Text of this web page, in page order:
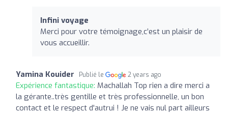
Infini voyage
Merci pour votre témoignage,c’est un plaisir de
vous accueillir.
Yamina Kouider Publié le 2 years ago
Expérience fantastique: Machallah Top rien a dire merci a
la gérante..très gentille et très professionnelle, un bon
contact et le respect d'autrui ! Je ne vais nul part ailleurs